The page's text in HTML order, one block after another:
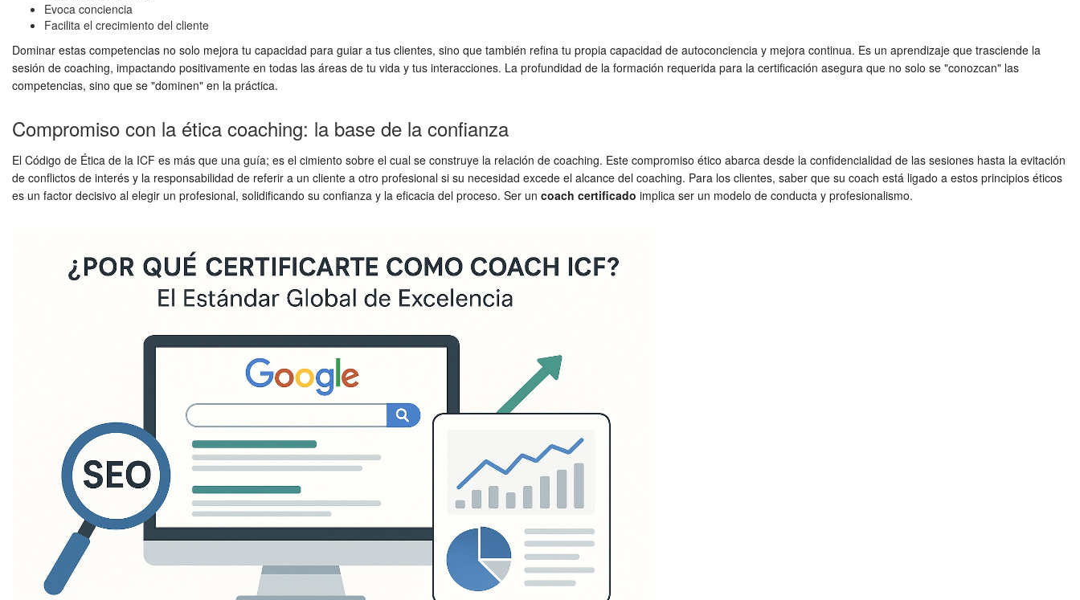
Evoca conciencia
Facilita el crecimiento del cliente
Dominar estas competencias no solo mejora tu capacidad para guiar a tus clientes, sino que también refina tu propia capacidad de autoconciencia y mejora continua. Es un aprendizaje que trasciende la
sesión de coaching, impactando positivamente en todas las áreas de tu vida y tus interacciones. La profundidad de la formación requerida para la certificación asegura que no solo se "conozcan" las
competencias, sino que se "dominen" en la práctica.
Compromiso con la ética coaching: la base de la confianza
El Código de Ética de la ICF es más que una guía; es el cimiento sobre el cual se construye la relación de coaching. Este compromiso ético abarca desde la confidencialidad de las sesiones hasta la evitación
de conflictos de interés y la responsabilidad de referir a un cliente a otro profesional si su necesidad excede el alcance del coaching. Para los clientes, saber que su coach está ligado a estos principios éticos
es un factor decisivo al elegir un profesional, solidificando su confianza y la eficacia del proceso. Ser un coach certificado implica ser un modelo de conducta y profesionalismo.